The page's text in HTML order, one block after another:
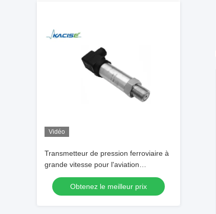
Vidéo
Transmetteur de pression ferroviaire à
grande vitesse pour l'aviation
GXPS900 avec une précision de ±0,1%
F.S, 1Cr18Ni9Ti en acier inoxydable et
un signal de sortie de 4 à 20 mA
Obtenez le meilleur prix